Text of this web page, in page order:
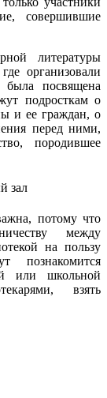
совершившие
литературы
организовали
была посвящена
подросткам о
и ее граждан, о
перед ними,
породившее
потому что
между
на пользу
познакомится
или школьной
взять